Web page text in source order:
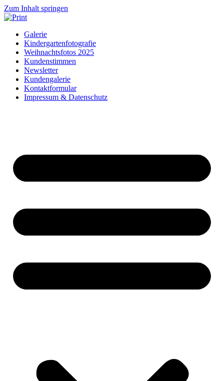
Zum Inhalt springen
Galerie
Kindergartenfotografie
Weihnachtsfotos 2025
Kundenstimmen
Newsletter
Kundengalerie
Kontaktformular
Impressum & Datenschutz